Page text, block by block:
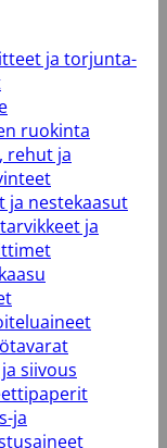
ja torjunta-
ruokinta
rehut ja
ja nestekaasut
ja
siivous
ja